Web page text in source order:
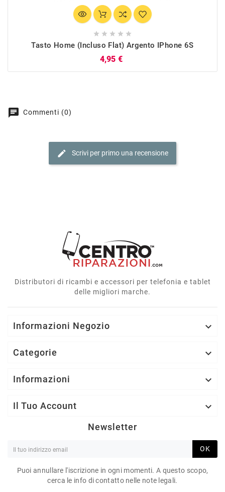
    
Tasto Home (incluso Flat) Argento IPhone 6S
4,95 €
chat Commenti (0)
edit Scrivi per primo una recensione
Distributori di ricambi e accessori per telefonia e tablet
delle migliori marche.
Informazioni Negozio 
Categorie 
Informazioni 
Il Tuo Account 
Newsletter
OK
Puoi annullare l'iscrizione in ogni momenti. A questo scopo,
cerca le info di contatto nelle note legali.